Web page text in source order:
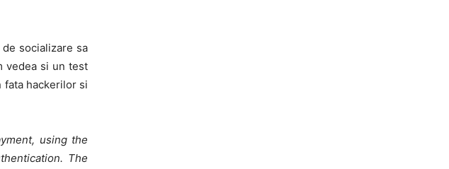
socializare sa
vedea si un test
fata hackerilor si
using the
The